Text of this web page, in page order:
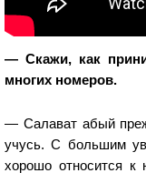
— Скажи, как
многих номеров.
— Салават абый
учусь. С большим
хорошо относится к